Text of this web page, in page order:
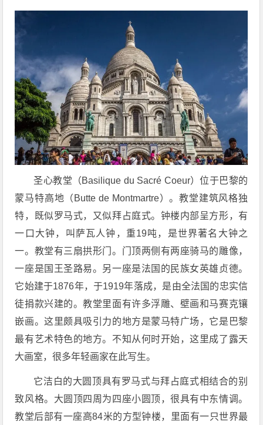
圣心教堂（Basilique du Sacré Coeur）位于巴黎的
蒙马特高地（Butte de Montmartre）。教堂建筑风格独
特，既似罗马式，又似拜占庭式。钟楼内部呈方形，有
一口大钟，叫萨瓦人钟，重19吨，是世界著名大钟之
一。教堂有三扇拱形门。门顶两侧有两座骑马的雕像，
一座是国王圣路易。另一座是法国的民族女英雄贞德。
它始建于1876年，于1919年落成，是由全法国的忠实信
徒捐款兴建的。教堂里面有许多浮雕、壁画和马赛克镶
嵌画。这里颇具吸引力的地方是蒙马特广场，它是巴黎
最有艺术特色的地方。不知从何时开始，这里成了露天
大画室，很多年轻画家在此写生。
它洁白的大圆顶具有罗马式与拜占庭式相结合的别
致风格。大圆顶四周为四座小圆顶，很具有中东情调。
教堂后部有一座高84米的方型钟楼，里面有一只世界最